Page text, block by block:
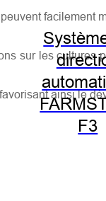
F3
facilement
sur les
ainsi le